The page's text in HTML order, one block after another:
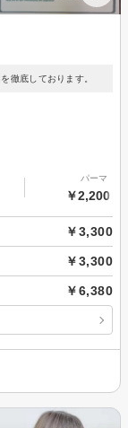
徹底しております。
パーマ
￥2,200～
￥3,300
￥3,300
￥6,380